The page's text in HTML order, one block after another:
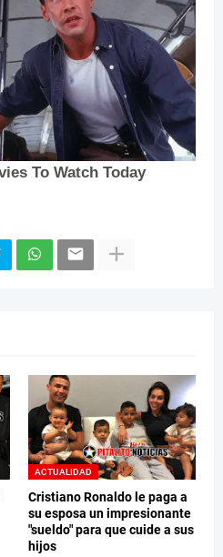
ACTUALIDAD
Cristiano Ronaldo le paga a
su esposa un impresionante
"sueldo" para que cuide a sus
hijos